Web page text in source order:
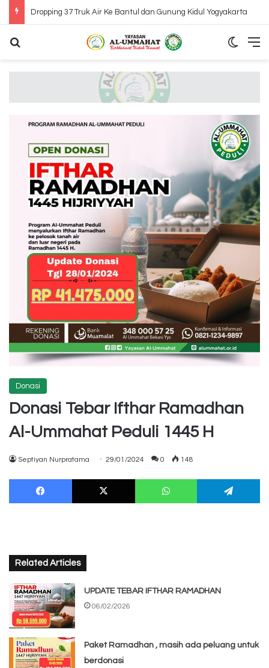
Dropping 37 Truk Air Ke Bantul dan Gunung Kidul Yogyakarta
Donasi
Donasi Tebar Ifthar Ramadhan
Al-Ummahat Peduli 1445 H
Septiyan Nurpratama 29/01/2024 0 148
Facebook X WhatsApp
Related Articles
UPDATE TEBAR IFTHAR RAMADHAN
06/02/2026
Paket Ramadhan , masih ada peluang untuk
berdonasi